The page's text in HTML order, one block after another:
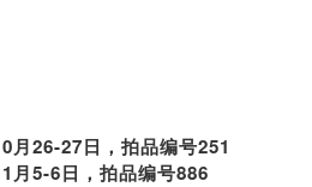
月26-27日，拍品编号251
月5-6日，拍品编号886